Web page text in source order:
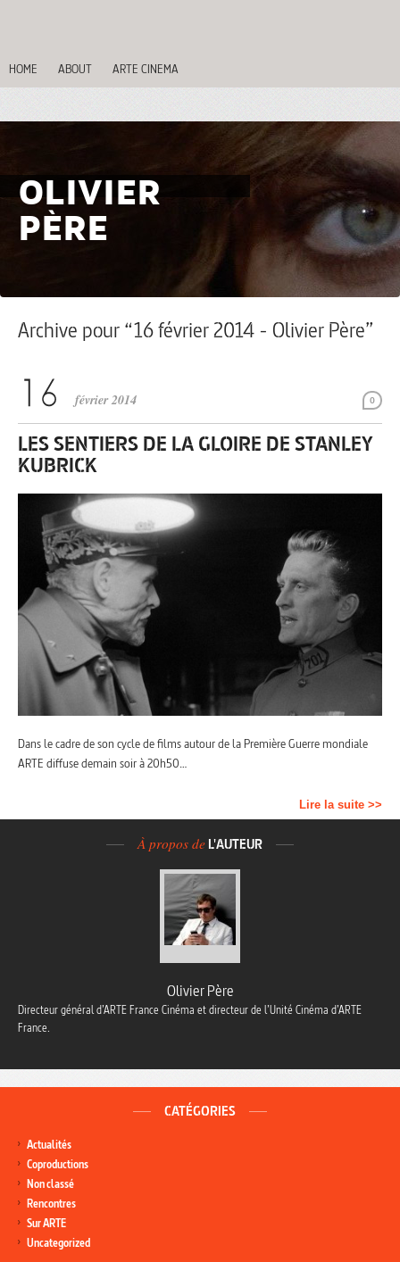
HOME ABOUT ARTE CINEMA
OLIVIER
PÈRE
Archive pour “16 février 2014 - Olivier Père”
0
février 2014
LES SENTIERS DE LA GLOIRE DE STANLEY
KUBRICK
Dans le cadre de son cycle de films autour de la Première Guerre mondiale
ARTE diffuse demain soir à 20h50…
Lire la suite >>
À propos de L'AUTEUR
Olivier Père
Directeur général d’ARTE France Cinéma et directeur de l’Unité Cinéma d’ARTE
France.
CATÉGORIES
Actualités
Coproductions
Non classé
Rencontres
Sur ARTE
Uncategorized